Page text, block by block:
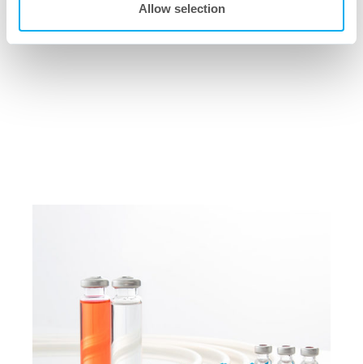
Allow selection